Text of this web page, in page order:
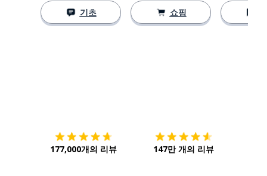
기초 쇼핑
177,000개의 리뷰 147만 개의 리뷰